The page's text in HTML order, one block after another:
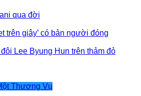
qua đời
trên giây’ có bản người đóng
Lee Byung Hun trên thảm đỏ
Thương Vụ